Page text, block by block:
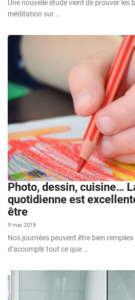
Une nouvelle étude vient de prouver les
méditation sur …
Photo, dessin, cuisine…
quotidienne est
être
9 mai 2018
Nos journées peuvent être bien
d’accomplir tout ce que …